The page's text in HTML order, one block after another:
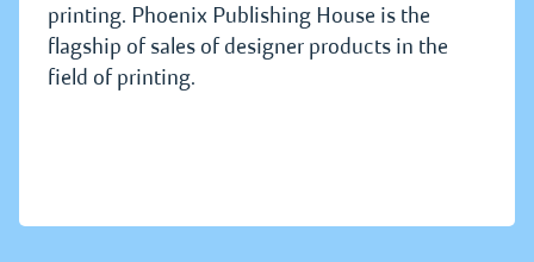
printing. Phoenix Publishing House is the
flagship of sales of designer products in the
field of printing.